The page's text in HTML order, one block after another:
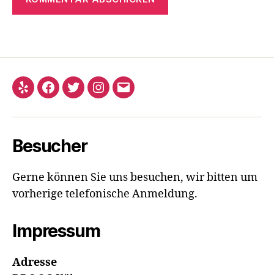
Yelp Facebook
TwitterInstagram
E-
Besucher
Gerne können Sie uns besuchen, wir bitten um
vorherige telefonische Anmeldung.
Impressum
Adresse